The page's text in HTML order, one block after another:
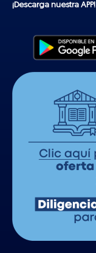
¡Descarga nuestra APP!